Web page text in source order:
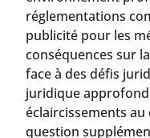
réglementations
publicité pour les
conséquences sur
face à des défis
juridique
éclaircissements
question